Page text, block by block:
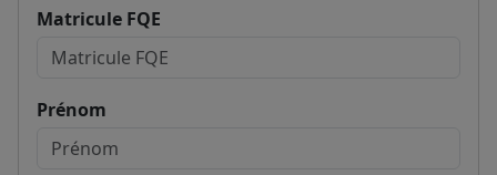
Matricule FQE
Prénom